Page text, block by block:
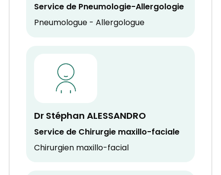
Service de Pneumologie-Allergologie
Pneumologue - Allergologue
Dr Stéphan ALESSANDRO
Service de Chirurgie maxillo-faciale
Chirurgien maxillo-facial